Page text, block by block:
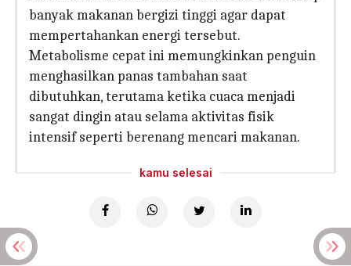
banyak makanan bergizi tinggi agar dapat
mempertahankan energi tersebut.
Metabolisme cepat ini memungkinkan penguin
menghasilkan panas tambahan saat
dibutuhkan, terutama ketika cuaca menjadi
sangat dingin atau selama aktivitas fisik
intensif seperti berenang mencari makanan.
kamu selesai